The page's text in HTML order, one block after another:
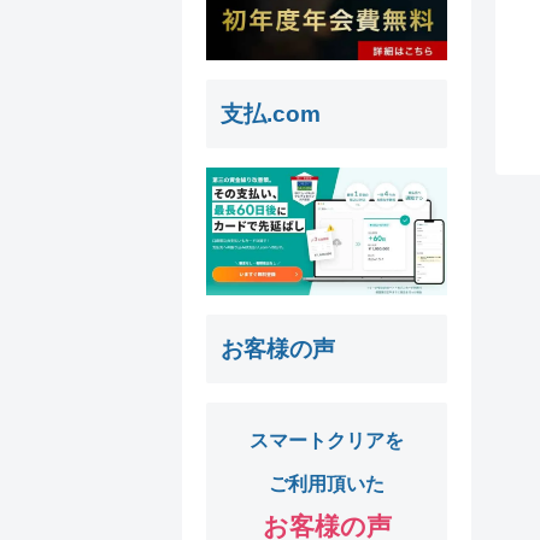
支払.com
お客様の声
スマートクリアを
ご利用頂いた
お客様の声